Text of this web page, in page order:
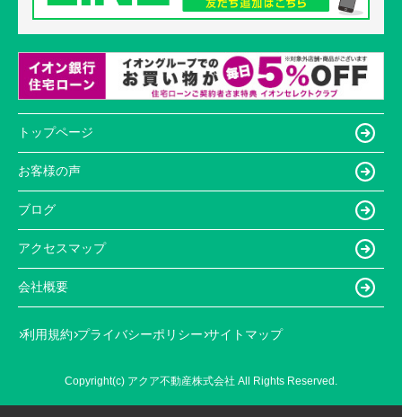
トップページ
お客様の声
ブログ
アクセスマップ
会社概要
利用規約 プライバシーポリシー サイトマップ
Copyright(c) アクア不動産株式会社 All Rights Reserved.